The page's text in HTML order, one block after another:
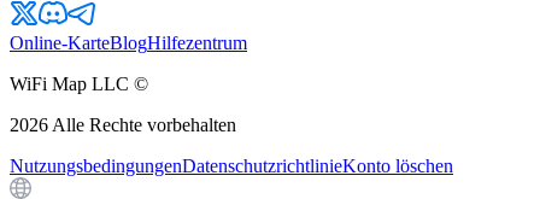
Online-KarteBlogHilfezentrum
WiFi Map LLC ©
2026 Alle Rechte vorbehalten
NutzungsbedingungenDatenschutzrichtlinieKonto löschen